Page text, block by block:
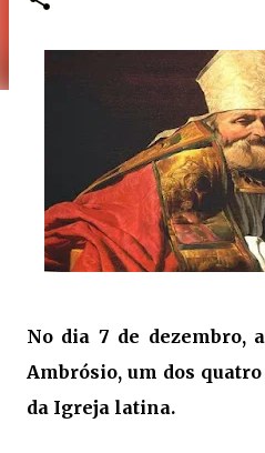
No dia 7 de dezembro, a
Ambrósio, um dos
da Igreja latina.